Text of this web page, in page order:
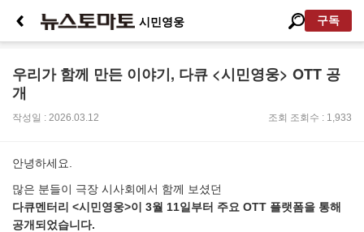
시민영웅 구독
우리가 함께 만든 이야기, 다큐 <시민영웅> OTT 공
개
작성일 : 2026.03.12 조회 조회수 : 1,933
안녕하세요.
많은 분들이 극장 시사회에서 함께 보셨던
다큐멘터리 <시민영웅>이 3월 11일부터 주요 OTT 플랫폼을 통해
공개되었습니다.